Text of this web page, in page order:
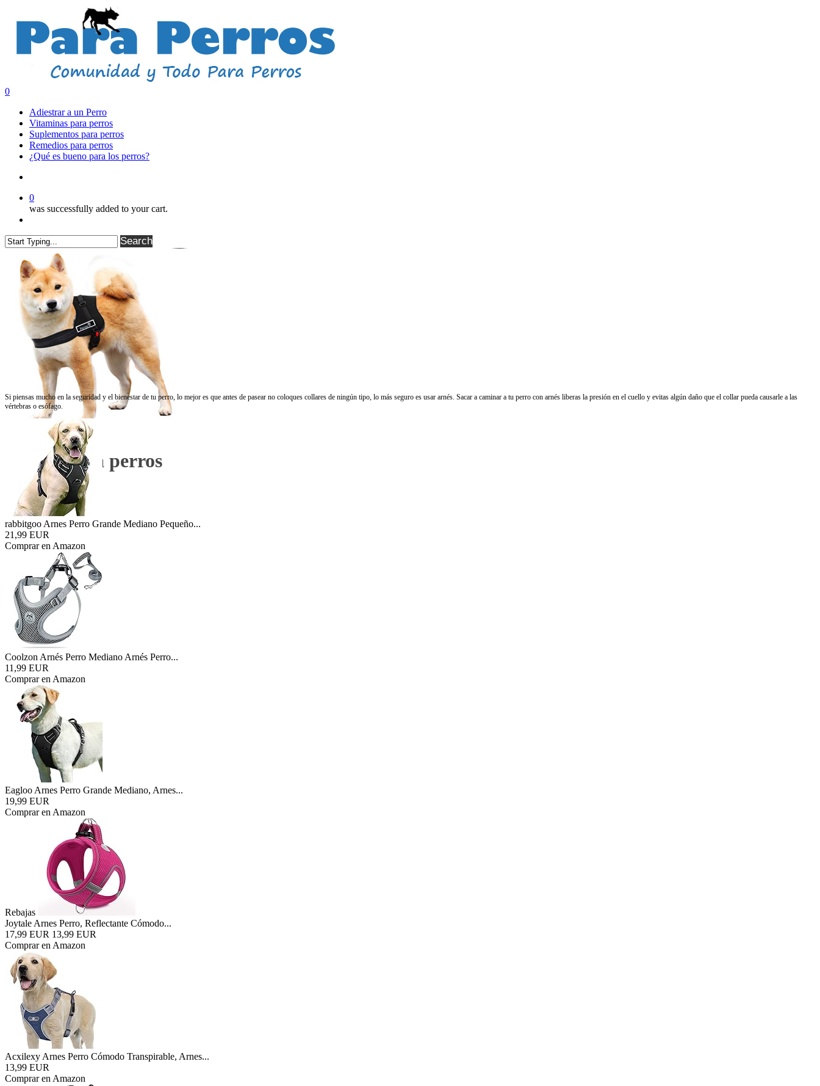
content
search
0
Adiestrar a un Perro
Vitaminas para perros
Suplementos para perros
Remedios para perros
¿Qué es bueno para los perros?
0
was successfully added to your cart.
Search
Search
Arnés para perros
Si piensas mucho en la seguridad y el bienestar de tu perro, lo mejor es que antes de pasear no coloques collares de ningún tipo, lo más seguro es usar arnés. Sacar a caminar a tu perro con arnés liberas la presión en el cuello y evitas algún daño que el collar pueda causarle a las
vértebras o esófago.
rabbitgoo Arnes Perro Grande Mediano Pequeño...
21,99 EUR
Comprar en Amazon
Coolzon Arnés Perro Mediano Arnés Perro...
11,99 EUR
Comprar en Amazon
Eagloo Arnes Perro Grande Mediano, Arnes...
19,99 EUR
Comprar en Amazon
Rebajas
Joytale Arnes Perro, Reflectante Cómodo...
17,99 EUR 13,99 EUR
Comprar en Amazon
Acxilexy Arnes Perro Cómodo Transpirable, Arnes...
13,99 EUR
Comprar en Amazon